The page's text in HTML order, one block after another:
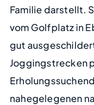
Familie darstellt.
vom Golfplatz in
gut
Joggingstrecken
nahegelegenen